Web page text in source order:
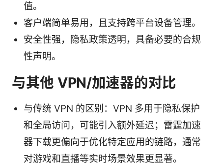
值。
客户端简单易用，且支持跨平台设备管理。
安全性强，隐私政策透明，具备必要的合规
性声明。
与其他 VPN/加速器的对比
与传统 VPN 的区别：VPN 多用于隐私保护
和全局访问，可能引入额外延迟；雷霆加速
器下载更偏向于优化特定应用的链路，通常
对游戏和直播等实时场景效果更显著。